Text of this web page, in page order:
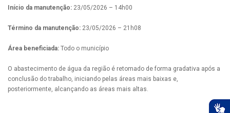
Início da manutenção: 23/05/2026 – 14h00
Término da manutenção: 23/05/2026 – 21h08
Área beneficiada: Todo o município
O abastecimento de água da região é retomado de forma gradativa após a
conclusão do trabalho, iniciando pelas áreas mais baixas e,
posteriormente, alcançando as áreas mais altas.